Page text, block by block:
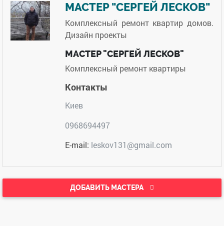
МАСТЕР "СЕРГЕЙ ЛЕСКОВ"
Комплексный ремонт квартир домов.
Дизайн проекты
МАСТЕР "СЕРГЕЙ ЛЕСКОВ"
Комплексный ремонт квартиры
Контакты
Киев
0968694497
E-mail: leskov131@gmail.com
ДОБАВИТЬ МАСТЕРА